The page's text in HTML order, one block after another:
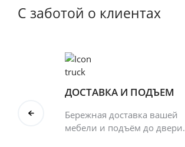
С заботой о клиентах
ДОСТАВКА И ПОДЪЕМ
Бережная доставка вашей
мебели и подъём до двери.